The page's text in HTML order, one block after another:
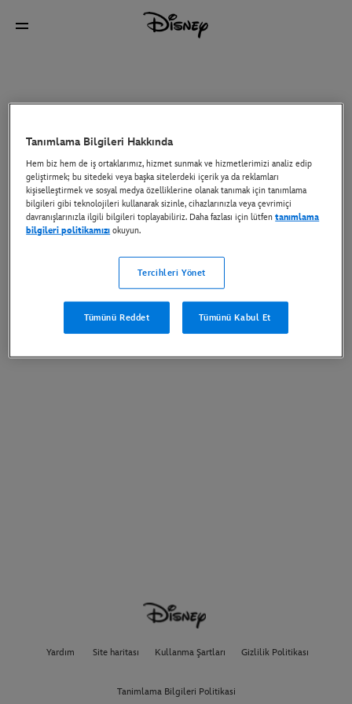
Yardım Site haritası Kullanma Şartları Gizlilik Politikası
Tanimlama Bilgileri Politikasi
Tanımlama Bilgileri Hakkında
Hem biz hem de iş ortaklarımız, hizmet sunmak ve hizmetlerimizi analiz edip
geliştirmek; bu sitedeki veya başka sitelerdeki içerik ya da reklamları
kişiselleştirmek ve sosyal medya özelliklerine olanak tanımak için tanımlama
bilgileri gibi teknolojileri kullanarak sizinle, cihazlarınızla veya çevrimiçi
davranışlarınızla ilgili bilgileri toplayabiliriz. Daha fazlası için lütfentanımlama
bilgileri politikamızı okuyun.
Tercihleri Yönet
Tümünü Reddet Tümünü Kabul Et